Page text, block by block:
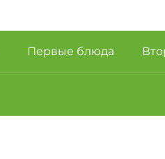
Первые блюда